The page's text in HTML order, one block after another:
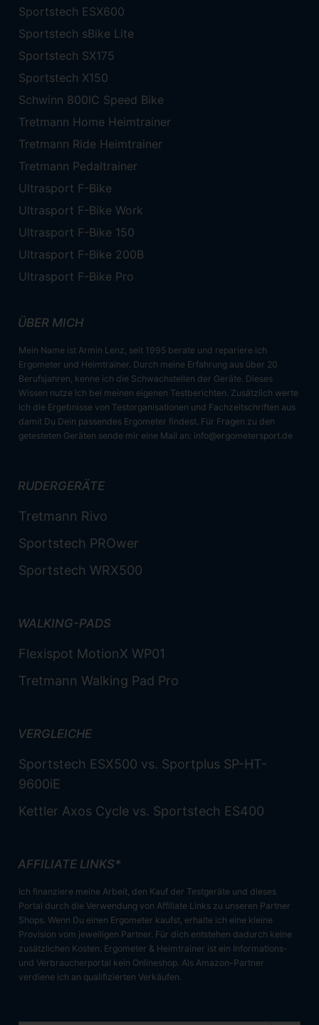
Sportstech ESX600
Sportstech sBike Lite
Sportstech SX175
Sportstech X150
Schwinn 800IC Speed Bike
Tretmann Home Heimtrainer
Tretmann Ride Heimtrainer
Tretmann Pedaltrainer
Ultrasport F-Bike
Ultrasport F-Bike Work
Ultrasport F-Bike 150
Ultrasport F-Bike 200B
Ultrasport F-Bike Pro
ÜBER MICH
Mein Name ist Armin Lenz, seit 1995 berate und repariere ich
Ergometer und Heimtrainer. Durch meine Erfahrung aus über 20
Berufsjahren, kenne ich die Schwachstellen der Geräte. Dieses
Wissen nutze ich bei meinen eigenen Testberichten. Zusätzlich werte
ich die Ergebnisse von Testorganisationen und Fachzeitschriften aus
damit Du Dein passendes Ergometer findest. Für Fragen zu den
getesteten Geräten sende mir eine Mail an: info@ergometersport.de
RUDERGERÄTE
Tretmann Rivo
Sportstech PROwer
Sportstech WRX500
WALKING-PADS
Flexispot MotionX WP01
Tretmann Walking Pad Pro
VERGLEICHE
Sportstech ESX500 vs. Sportplus SP-HT-
9600iE
Kettler Axos Cycle vs. Sportstech ES400
AFFILIATE LINKS*
Ich finanziere meine Arbeit, den Kauf der Testgeräte und dieses
Portal durch die Verwendung von Affiliate Links zu unseren Partner
Shops. Wenn Du einen Ergometer kaufst, erhalte ich eine kleine
Provision vom jeweiligen Partner. Für dich entstehen dadurch keine
zusätzlichen Kosten. Ergometer & Heimtrainer ist ein Informations-
und Verbraucherportal kein Onlineshop. Als Amazon-Partner
verdiene ich an qualifizierten Verkäufen.